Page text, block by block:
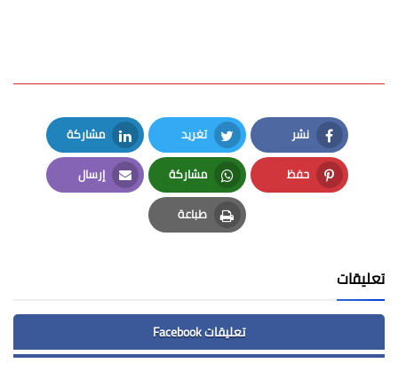
نشر
Facebook
تغريد
Twitter
مشاركة
LinkedIn
حفظ
Pinterest
مشاركة
Whatsapp
إرسال
Email
طباعة
Print
تعليقات
تعليقات Facebook